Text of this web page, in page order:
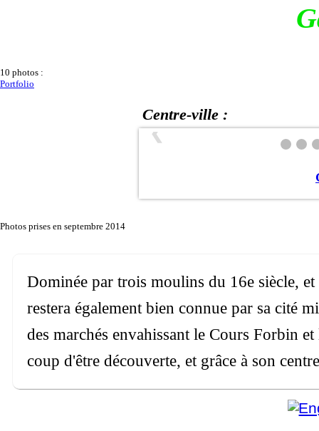
10 photos :
Portfolio
Centre-ville :
❮
Photos prises en septembre 2014
Dominée par trois moulins du 16e siècle,
restera également bien connue par sa cité
des marchés envahissant le Cours Forbin
coup d'être découverte, et grâce à son